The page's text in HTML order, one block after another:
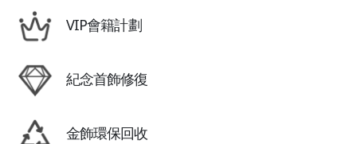
VIP會籍計劃
紀念首飾修復
金飾環保回收